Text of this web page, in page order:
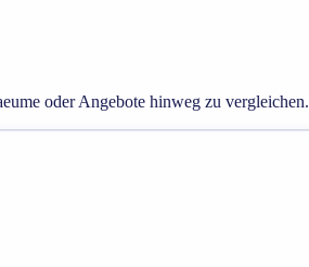
oder Angebote hinweg zu vergleichen.